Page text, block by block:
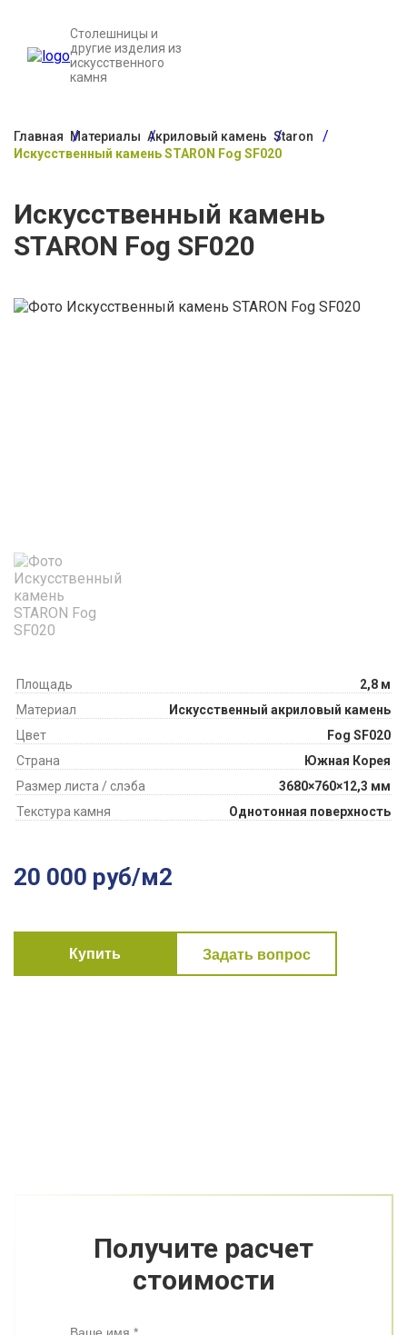
Столешницы и
другие изделия из
искусственного
камня
Главная Материалы Акриловый камень Staron
Искусственный камень STARON Fog SF020
Искусственный камень
STARON Fog SF020
Площадь
2,8 м
Материал
Искусственный акриловый камень
Цвет
Fog SF020
Страна
Южная Корея
Размер листа / слэба
3680×760×12,3 мм
Текстура камня
Однотонная поверхность
20 000 руб/м2
Купить Задать вопрос
Получите расчет
стоимости